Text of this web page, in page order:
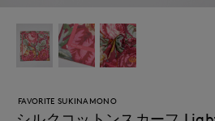
FAVORITE SUKINAMONO